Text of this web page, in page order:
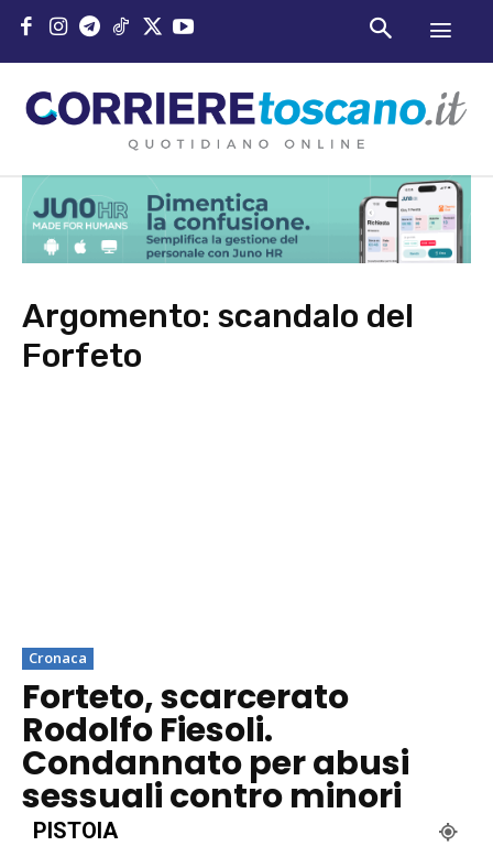
Argomento: scandalo del
Forfeto
Cronaca
Forteto, scarcerato
Rodolfo Fiesoli.
Condannato per abusi
sessuali contro minori
PISTOIA